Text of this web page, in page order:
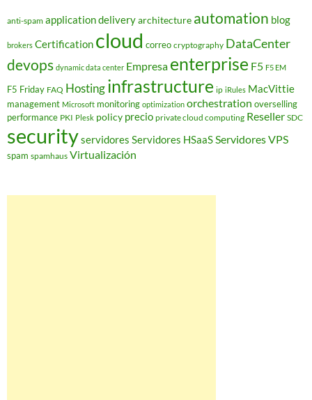
anti-spam application deliveryarchitecture automation blog
brokers Certification cloud correo cryptography DataCenter
devops dynamic data center Empresa enterprise F5 F5 EM
F5 Friday FAQ Hostinginfrastructure ip iRules MacVittie
management Microsoft monitoring optimization orchestration overselling
performance PKI Plesk policy precio private cloud computing Reseller SDC
securityservidores Servidores HSaaSServidores VPS
spam spamhaus Virtualización